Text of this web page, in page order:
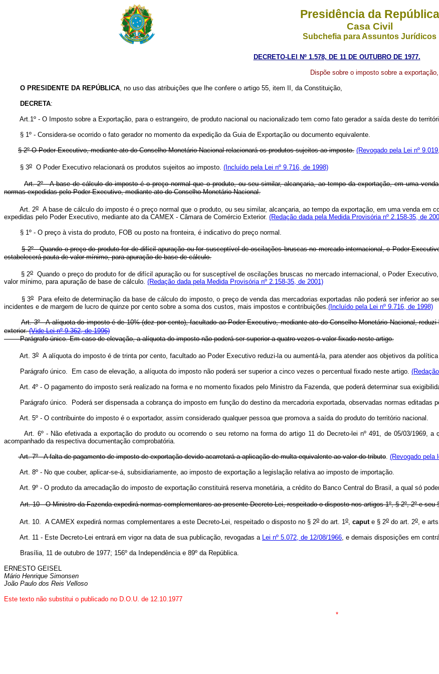
Presidência da República
Casa Civil
Subchefia para Assuntos Jurídicos
DECRETO-LEI Nº 1.578, DE 11 DE OUTUBRO DE 1977.
Dispõe sobre o imposto sobre a
O PRESIDENTE DA REPÚBLICA, no uso das atribuições que lhe confere o artigo 55, item II, da Constituição,
DECRETA:
Art.1º - O Imposto sobre a Exportação, para o estrangeiro, de produto nacional ou nacionalizado tem como fato gerador a saída deste do
§ 1º - Considera-se ocorrido o fato gerador no momento da expedição da Guia de Exportação ou documento equivalente.
§ 2º O Poder Executivo, mediante ato do Conselho Monetário Nacional relacionará os produtos sujeitos ao imposto. (Revogado pela Lei nº
§ 3o O Poder Executivo relacionará os produtos sujeitos ao imposto. (Incluído pela Lei nº 9.716, de 1998)
Art. 2º - A base de cálculo do imposto é o preço normal que o produto, ou seu similar, alcançaria, ao tempo da exportação, em uma
normas expedidas pelo Poder Executivo, mediante ato do Conselho Monetário Nacional.
Art. 2oA base de cálculo do imposto é o preço normal que o produto, ou seu similar, alcançaria, ao tempo da exportação, em uma venda em
expedidas pelo Poder Executivo, mediante ato da CAMEX - Câmara de Comércio Exterior. (Redação dada pela Medida Provisória nº 2.158-35, de
§ 1º - O preço à vista do produto, FOB ou posto na fronteira, é indicativo do preço normal.
§ 2º - Quando o preço do produto for de difícil apuração ou for susceptível de oscilações bruscas no mercado internacional, o Poder
estabelecerá pauta de valor mínimo, para apuração de base de cálculo.
§ 2oQuando o preço do produto for de difícil apuração ou for susceptível de oscilações bruscas no mercado internacional, o Poder
valor mínimo, para apuração de base de cálculo. (Redação dada pela Medida Provisória nº 2.158-35, de 2001)
§ 3oPara efeito de determinação da base de cálculo do imposto, o preço de venda das mercadorias exportadas não poderá ser inferior ao
incidentes e de margem de lucro de quinze por cento sobre a soma dos custos, mais impostos e contribuições. (Incluído pela Lei nº 9.716, de 1998)
Art. 3º - A alíquota do imposto é de 10% (dez por cento), facultado ao Poder Executivo, mediante ato do Conselho Monetário Nacional,
exterior.(Vide Lei nº 9.362, de 1996)
Parágrafo único. Em caso de elevação, a alíquota do imposto não poderá ser superior a quatro vezes o valor fixado neste artigo.
Art. 3o A alíquota do imposto é de trinta por cento, facultado ao Poder Executivo reduzi-la ou aumentá-la, para atender aos objetivos da
Parágrafo único. Em caso de elevação, a alíquota do imposto não poderá ser superior a cinco vezes o percentual fixado neste artigo.
Art. 4º - O pagamento do imposto será realizado na forma e no momento fixados pelo Ministro da Fazenda, que poderá determinar sua
Parágrafo único. Poderá ser dispensada a cobrança do imposto em função do destino da mercadoria exportada, observadas normas editadas
Art. 5º - O contribuinte do imposto é o exportador, assim considerado qualquer pessoa que promova a saída do produto do território nacional.
Art. 6º - Não efetivada a exportação do produto ou ocorrendo o seu retorno na forma do artigo 11 do Decreto-lei nº 491, de 05/03/1969,
acompanhado da respectiva documentação comprobatória.
Art. 7º - A falta de pagamento de imposto de exportação devido acarretará a aplicação de multa equivalente ao valor do tributo (Revogado pela
Art. 8º - No que couber, aplicar-se-á, subsidiariamente, ao imposto de exportação a legislação relativa ao imposto de importação.
Art. 9º - O produto da arrecadação do imposto de exportação constituirá reserva monetária, a crédito do Banco Central do Brasil, a qual só
Art. 10 - O Ministro da Fazenda expedirá normas complementares ao presente Decreto-Lei, respeitado o disposto nos artigos 1º, § 2º, 2º e seu
Art. 10. A CAMEX expedirá normas complementares a este Decreto-Lei, respeitado o disposto no § 2o do art. 1o, caput e § 2o do art. 2o, e
Art. 11 - Este Decreto-Lei entrará em vigor na data de sua publicação, revogadas a Lei nº 5.072, de 12/08/1966, e demais disposições em
Brasília, 11 de outubro de 1977; 156º da Independência e 89º da República.
ERNESTO GEISEL
Mário Henrique Simonsen
João Paulo dos Reis Velloso
Este texto não substitui o publicado no D.O.U. de 12.10.1977
*